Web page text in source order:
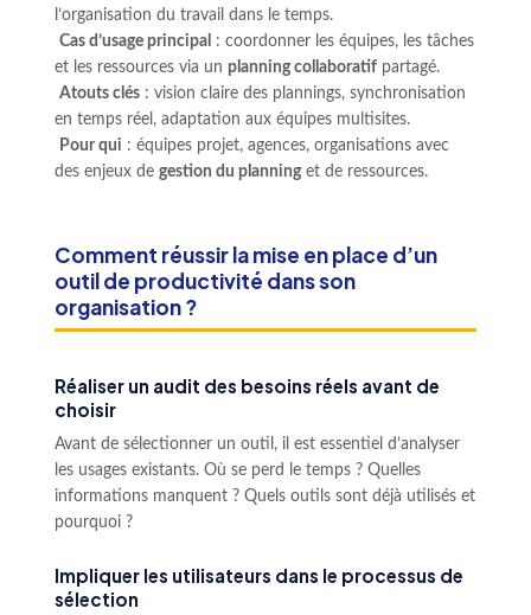
l’organisation du travail dans le temps.
Cas d’usage principal : coordonner les équipes, les tâches
et les ressources via un planning collaboratif partagé.
Atouts clés : vision claire des plannings, synchronisation
en temps réel, adaptation aux équipes multisites.
Pour qui : équipes projet, agences, organisations avec
des enjeux de gestion du planninget de ressources.
Comment réussir la mise en place d’un
outil de productivité dans son
organisation ?
Réaliser un audit des besoins réels avant de
choisir
Avant de sélectionner un outil, il est essentiel d’analyser
les usages existants. Où se perd le temps ? Quelles
informations manquent ? Quels outils sont déjà utilisés et
pourquoi ?
Impliquer les utilisateurs dans le processus de
sélection